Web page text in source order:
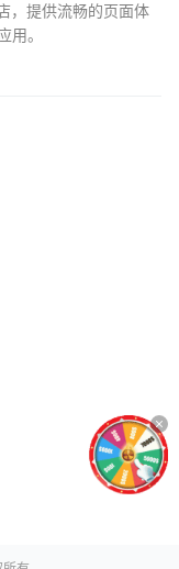
，提供流畅的页面体
用。